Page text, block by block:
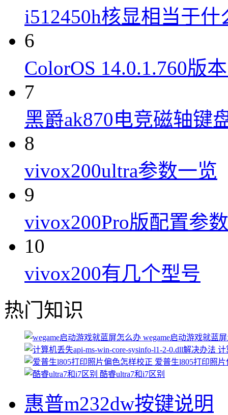
i512450h核显相当于什
6
ColorOS 14.0.1.760版
7
黑爵ak870电竞磁轴键
8
vivox200ultra参数一览
9
vivox200Pro版配置参数
10
vivox200有几个型号
热门知识
wegame启动游戏就蓝
计
爱普生l805打印照
酷睿ultra7和i7区别
惠普m232dw按键说明